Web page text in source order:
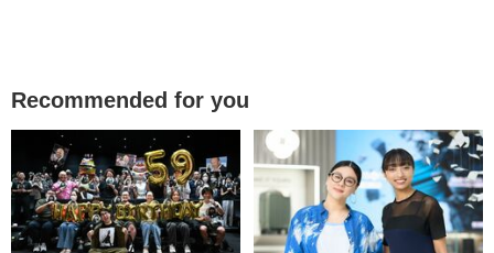
Recommended for you